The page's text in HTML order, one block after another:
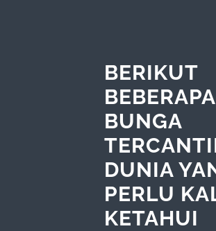
BERIKUT
BEBERAPA
BUNGA
DUNIA
PERLU
KETAHUI